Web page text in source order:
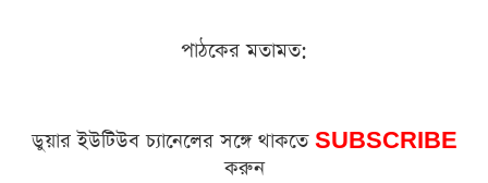
পাঠকের মতামত:
ডুয়ার ইউটিউব চ্যানেলের সঙ্গে থাকতে SUBSCRIBE
করুন